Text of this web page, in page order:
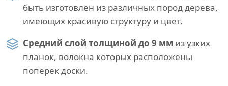
быть изготовлен из различных пород дерева,
имеющих красивую структуру и цвет.
Средний слой толщиной до 9 мм из узких
планок, волокна которых расположены
поперек доски.